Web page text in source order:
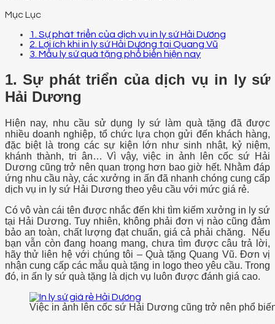
Mục Lục
1. Sự phát triển của dịch vụ in ly sứ Hải Dương
2. Lợi ích khi in ly sứ Hải Dương tại Quang Vũ
3. Mẫu ly sứ quà tặng phổ biến hiện nay
1. Sự phát triển của dịch vụ in ly sứ
Hải Dương
Hiện nay, nhu cầu sử dụng ly sứ làm quà tặng đã được
nhiều doanh nghiệp, tổ chức lựa chọn gửi đến khách hàng,
đặc biệt là trong các sự kiện lớn như sinh nhật, kỷ niệm,
khánh thành, tri ân… Vì vậy, việc in ảnh lên cốc sứ Hải
Dương cũng trở nên quan trọng hơn bao giờ hết. Nhằm đáp
ứng nhu cầu này, các xưởng in ấn đã nhanh chóng cung cấp
dịch vụ in ly sứ Hải Dương theo yêu cầu với mức giá rẻ.
Có vô vàn cái tên được nhắc đến khi tìm kiếm xưởng in ly sứ
tại Hải Dương. Tuy nhiên, không phải đơn vị nào cũng đảm
bảo an toàn, chất lượng đạt chuẩn, giá cả phải chăng. Nếu
bạn vẫn còn đang hoang mang, chưa tìm được câu trả lời,
hãy thử liên hệ với chúng tôi – Quà tặng Quang Vũ. Đơn vị
nhận cung cấp các mẫu quà tặng in logo theo yêu cầu. Trong
đó, in ấn ly sứ quà tặng là dịch vụ luôn được đánh giá cao.
Việc in ảnh lên cốc sứ Hải Dương cũng trở nên phổ